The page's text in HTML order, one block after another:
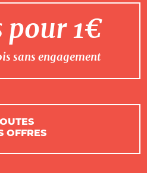
pour 1€
sans engagement
OFFRES